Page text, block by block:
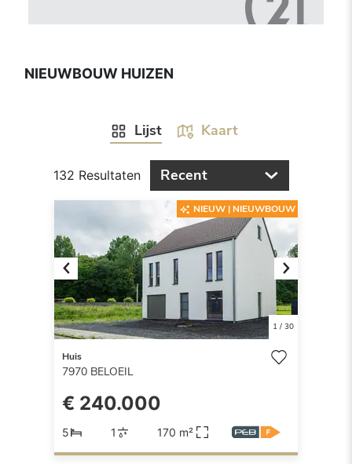
NIEUWBOUW HUIZEN
Lijst Kaart
132 Resultaten Recent
Previous Next
1/ 30
NIEUW | NIEUWBOUW
Huis
7970 BELOEIL
€ 240.000
5 1 170 m²